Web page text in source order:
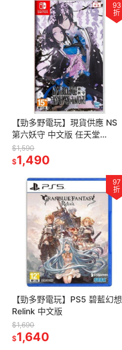
93
折
【勁多野電玩】現貨供應 NS
第六妖守 中文版 任天堂
Switch遊戲
$1,590
$1,490
97
折
【勁多野電玩】PS5 碧藍幻想
Relink 中文版
$1,690
$1,640